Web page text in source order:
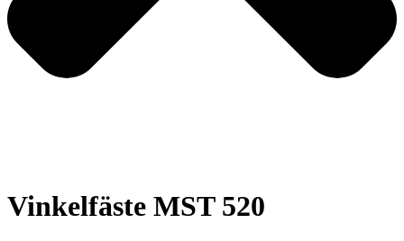
Vinkelfäste MST 520